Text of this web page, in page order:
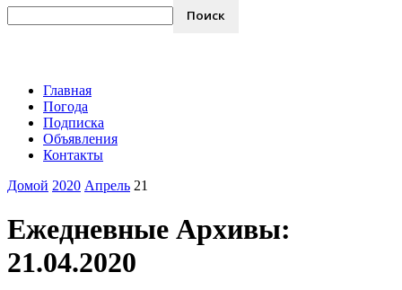
Главная
Погода
Подписка
Объявления
Контакты
Домой 2020 Апрель 21
Ежедневные Архивы:
21.04.2020